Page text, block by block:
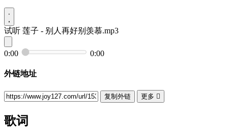
试听 莲子 - 别人再好别羡慕.mp3
0:00 0:00
外链地址
复制外链 更多 
歌词